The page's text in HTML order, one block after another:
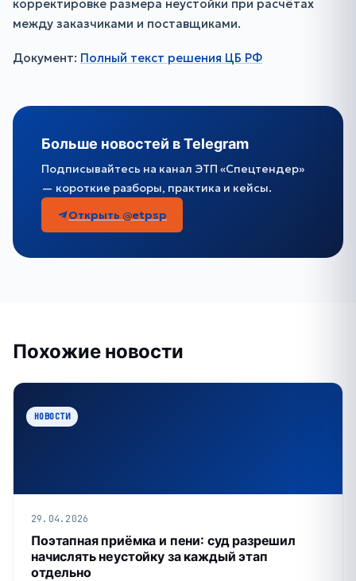
корректировке размера неустойки при расчётах
между заказчиками и поставщиками.
Документ: Полный текст решения ЦБ РФ
Больше новостей в Telegram
Подписывайтесь на канал ЭТП «Спецтендер»
— короткие разборы, практика и кейсы.
Открыть @etpsp
Похожие новости
НОВОСТИ
29.04.2026
Поэтапная приёмка и пени: суд разрешил
начислять неустойку за каждый этап
отдельно